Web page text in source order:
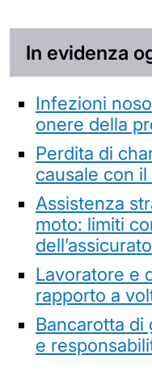
In evidenza
Infezioni
onere della
Perdita di
causale con
Assistenza
moto: limiti
dell’assicurato
Lavoratore e
rapporto a
Bancarotta di
e